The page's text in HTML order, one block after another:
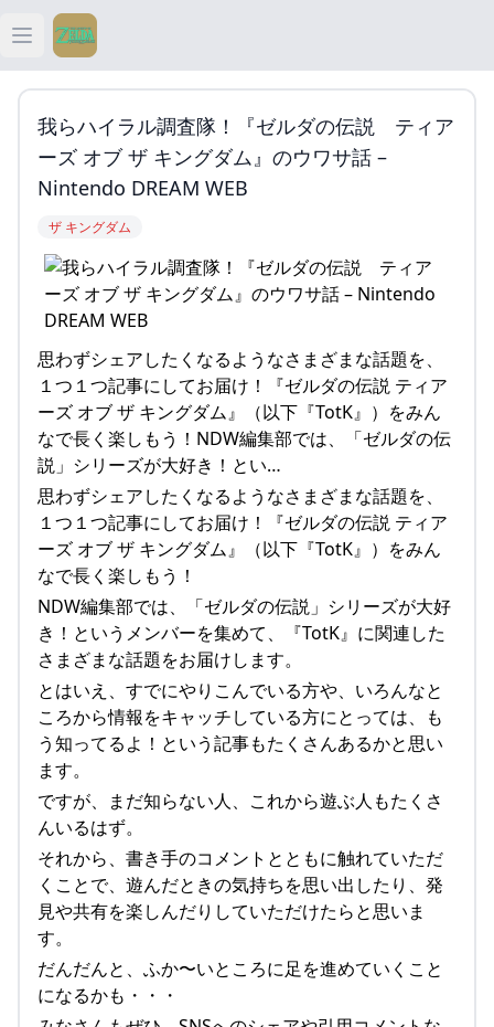
Open main menu
ティアキン
ティアキン 祠
ティアキン 攻略
我らハイラル調査隊！『ゼルダの伝説 ティア
ーズ オブ ザ キングダム』のウワサ話 –
Nintendo DREAM WEB
ザ キングダム
思わずシェアしたくなるようなさまざまな話題を、
１つ１つ記事にしてお届け！『ゼルダの伝説 ティア
ーズ オブ ザ キングダム』（以下『TotK』）をみん
なで長く楽しもう！NDW編集部では、「ゼルダの伝
説」シリーズが大好き！とい…
思わずシェアしたくなるようなさまざまな話題を、
１つ１つ記事にしてお届け！『ゼルダの伝説 ティア
ーズ オブ ザ キングダム』（以下『TotK』）をみん
なで長く楽しもう！
NDW編集部では、「ゼルダの伝説」シリーズが大好
き！というメンバーを集めて、『TotK』に関連した
さまざまな話題をお届けします。
とはいえ、すでにやりこんでいる方や、いろんなと
ころから情報をキャッチしている方にとっては、も
う知ってるよ！という記事もたくさんあるかと思い
ます。
ですが、まだ知らない人、これから遊ぶ人もたくさ
んいるはず。
それから、書き手のコメントとともに触れていただ
くことで、遊んだときの気持ちを思い出したり、発
見や共有を楽しんだりしていただけたらと思いま
す。
だんだんと、ふか〜いところに足を進めていくこと
になるかも・・・